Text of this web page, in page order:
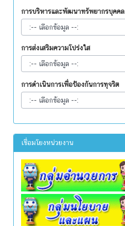
การบริหารและพัฒนาทรัพยากรบุคคล
การส่งเสริมความโปร่งใส
การดำเนินการเพื่อป้องกันการทุจริต
เชื่อมโยงหน่วยงาน